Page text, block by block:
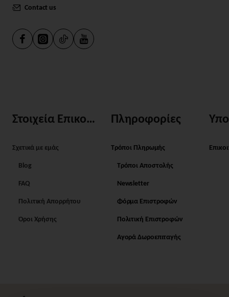
Contact us
Στοιχεία Επικοινωνίας
Σχετικά με εμάς
Blog
FAQ
Πολιτική Απορρήτου
Όροι Χρήσης
Πληροφορίες
Τρόποι Πληρωμής
Τρόποι Αποστολής
Newsletter
Φόρμα Επιστροφών
Πολιτική Επιστροφών
Αγορά Δωροεπιταγής